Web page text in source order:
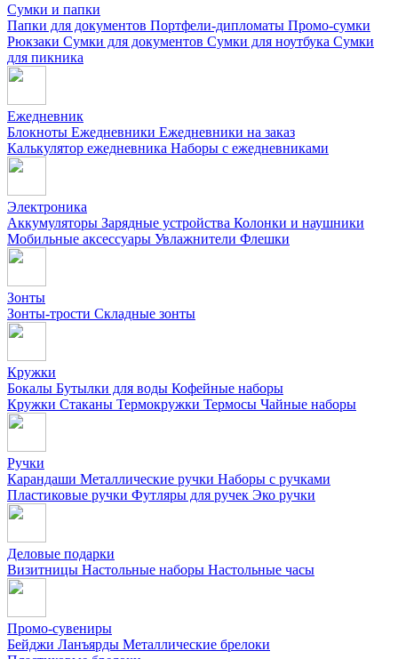
Сумки и папки
Папки для документов Портфели-дипломаты Промо-сумки
Рюкзаки Сумки для документов Сумки для ноутбука Сумки
для пикника
Ежедневник
Блокноты Ежедневники Ежедневники на заказ
Калькулятор ежедневника Наборы с ежедневниками
Электроника
Аккумуляторы Зарядные устройства Колонки и наушники
Мобильные аксессуары Увлажнители Флешки
Зонты
Зонты-трости Складные зонты
Кружки
Бокалы Бутылки для воды Кофейные наборы
Кружки Стаканы Термокружки Термосы Чайные наборы
Ручки
Карандаши Металлические ручки Наборы с ручками
Пластиковые ручки Футляры для ручек Эко ручки
Деловые подарки
Визитницы Настольные наборы Настольные часы
Промо-сувениры
Бейджи Ланъярды Металлические брелоки